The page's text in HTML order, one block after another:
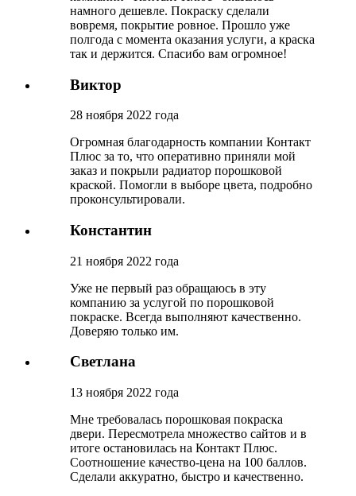
намного дешевле. Покраску сделали
вовремя, покрытие ровное. Прошло уже
полгода с момента оказания услуги, а краска
так и держится. Спасибо вам огромное!
Виктор
28 ноября 2022 года
Огромная благодарность компании Контакт
Плюс за то, что оперативно приняли мой
заказ и покрыли радиатор порошковой
краской. Помогли в выборе цвета, подробно
проконсультировали.
Константин
21 ноября 2022 года
Уже не первый раз обращаюсь в эту
компанию за услугой по порошковой
покраске. Всегда выполняют качественно.
Доверяю только им.
Светлана
13 ноября 2022 года
Мне требовалась порошковая покраска
двери. Пересмотрела множество сайтов и в
итоге остановилась на Контакт Плюс.
Соотношение качество-цена на 100 баллов.
Сделали аккуратно, быстро и качественно.